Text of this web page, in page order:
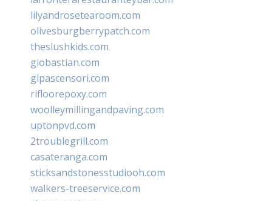
lilyandrosetearoom.com
olivesburgberrypatch.com
theslushkids.com
giobastian.com
glpascensori.com
rifloorepoxy.com
woolleymillingandpaving.com
uptonpvd.com
2troublegrill.com
casateranga.com
sticksandstonesstudiooh.com
walkers-treeservice.com